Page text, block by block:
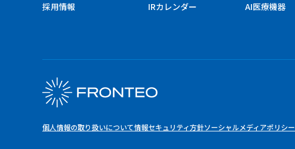
採用情報
IRカレンダー
AI医療機器
個人情報の取り扱いについて情報セキュリティ方針ソーシャルメディアポリシー